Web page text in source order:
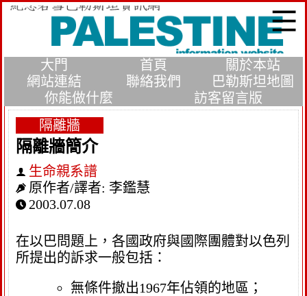
大門 首頁
關於本站
網站連結
聯絡我們
巴勒斯坦地圖
你能做什麼
訪客留言版
隔離牆
隔離牆簡介
生命親系譜
原作者/譯者: 李鑑慧
2003.07.08
在以巴問題上，各國政府與國際團體對以色列
所提出的訴求一般包括：
無條件撤出1967年佔領的地區；